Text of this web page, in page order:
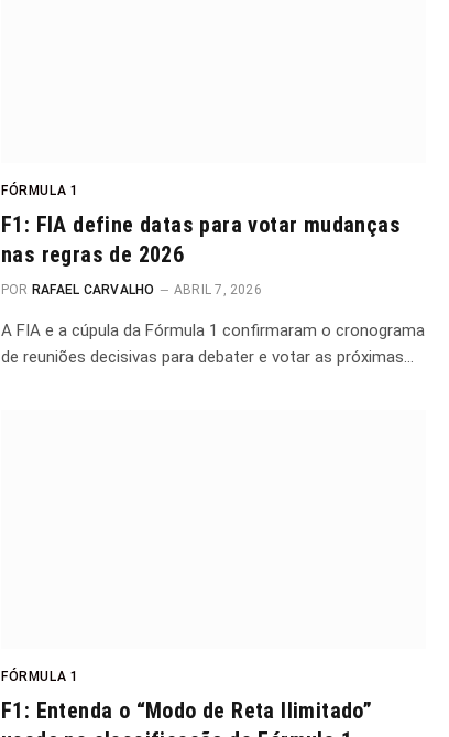
FÓRMULA 1
F1: FIA define datas para votar mudanças
nas regras de 2026
POR RAFAEL CARVALHO ABRIL 7, 2026
A FIA e a cúpula da Fórmula 1 confirmaram o cronograma
de reuniões decisivas para debater e votar as próximas…
FÓRMULA 1
F1: Entenda o “Modo de Reta Ilimitado”